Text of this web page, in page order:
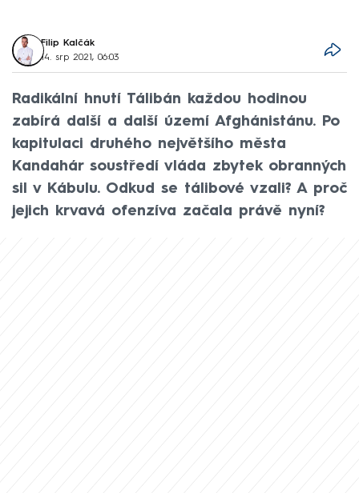
Filip Kalčák
14. srp 2021, 06:03
Radikální hnutí Tálibán každou hodinou
zabírá další a další území Afghánistánu. Po
kapitulaci druhého největšího města
Kandahár soustředí vláda zbytek obranných
sil v Kábulu. Odkud se tálibové vzali? A proč
jejich krvavá ofenzíva začala právě nyní?